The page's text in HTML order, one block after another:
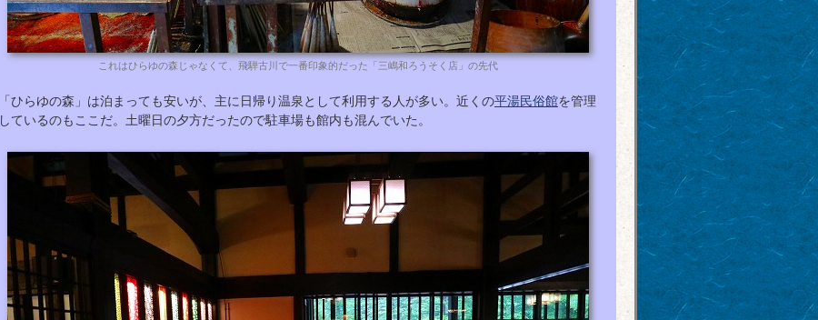
これはひらゆの森じゃなくて、飛騨古川で一番印象的だった「三嶋和ろうそく店」の先代
「ひらゆの森」は泊まっても安いが、主に日帰り温泉として利用する人が多い。近くの平湯民俗館を管理
しているのもここだ。土曜日の夕方だったので駐車場も館内も混んでいた。